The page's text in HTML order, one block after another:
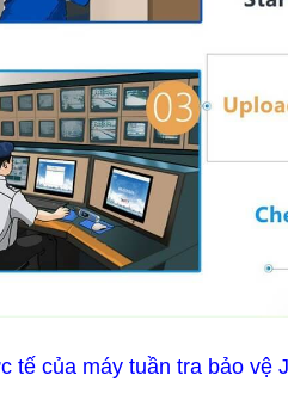
tế của máy tuần tra bảo vệ